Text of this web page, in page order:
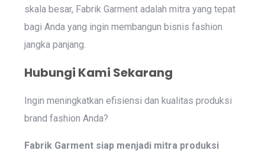
skala besar, Fabrik Garment adalah mitra yang tepat
bagi Anda yang ingin membangun bisnis fashion
jangka panjang.
Hubungi Kami Sekarang
Ingin meningkatkan efisiensi dan kualitas produksi
brand fashion Anda?
Fabrik Garment siap menjadi mitra produksi